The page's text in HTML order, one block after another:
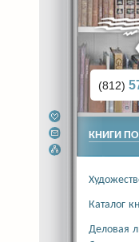
(812)
КНИГИ
Каталог
Деловая